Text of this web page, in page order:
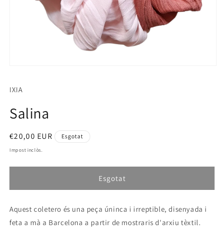
1
finestra
modal
IXIA
Salina
Preu
habitual
€20,00 EUR Esgotat
Impost inclòs.
Esgotat
Aquest coletero és una peça úninca i irreptible, disenyada i
feta a mà a Barcelona a partir de mostraris d'arxiu tèxtil.